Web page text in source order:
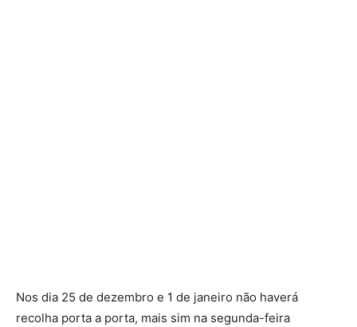
Nos dia 25 de dezembro e 1 de janeiro não haverá
recolha porta a porta, mais sim na segunda-feira